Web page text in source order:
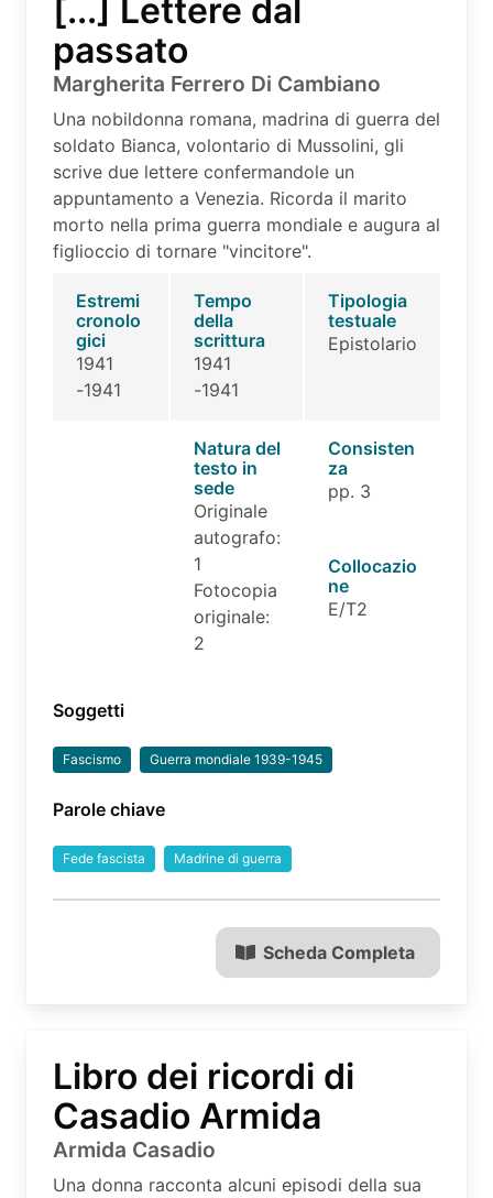
[...] Lettere dal
passato
Margherita Ferrero Di Cambiano
Una nobildonna romana, madrina di guerra del
soldato Bianca, volontario di Mussolini, gli
scrive due lettere confermandole un
appuntamento a Venezia. Ricorda il marito
morto nella prima guerra mondiale e augura al
figlioccio di tornare "vincitore".
Estremi
cronolo
gici
1941
-1941
Tempo
della
scrittura
1941
-1941
Tipologia
testuale
Epistolario
Natura del
testo in
sede
Originale
autografo:
1
Fotocopia
originale:
2
Consisten
za
pp. 3
Collocazio
ne
E/T2
Soggetti
Fascismo Guerra mondiale 1939-1945
Parole chiave
Fede fascista Madrine di guerra
Scheda Completa
Libro dei ricordi di
Casadio Armida
Armida Casadio
Una donna racconta alcuni episodi della sua